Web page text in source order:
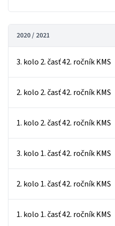
2020 / 2021
3. kolo 2. časť 42. ročník KMS
2. kolo 2. časť 42. ročník KMS
1. kolo 2. časť 42. ročník KMS
3. kolo 1. časť 42. ročník KMS
2. kolo 1. časť 42. ročník KMS
1. kolo 1. časť 42. ročník KMS